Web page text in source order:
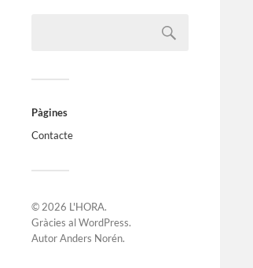
Pàgines
Contacte
© 2026 L'HORA.
Gràcies alWordPress.
AutorAnders Norén.